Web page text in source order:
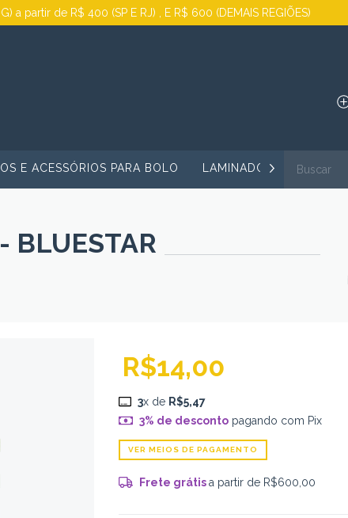
a partir de R$ 400 (SP E RJ) , E R$ 600 (DEMAIS REGIÕES)
E ACESSÓRIOS PARA BOLO LAMINADORA SALDÃO
BLUESTAR
R$14,00
3x de R$5,47
3% de descontopagando com Pix
VER MEIOS DE PAGAMENTO
Frete grátisa partir de R$600,00